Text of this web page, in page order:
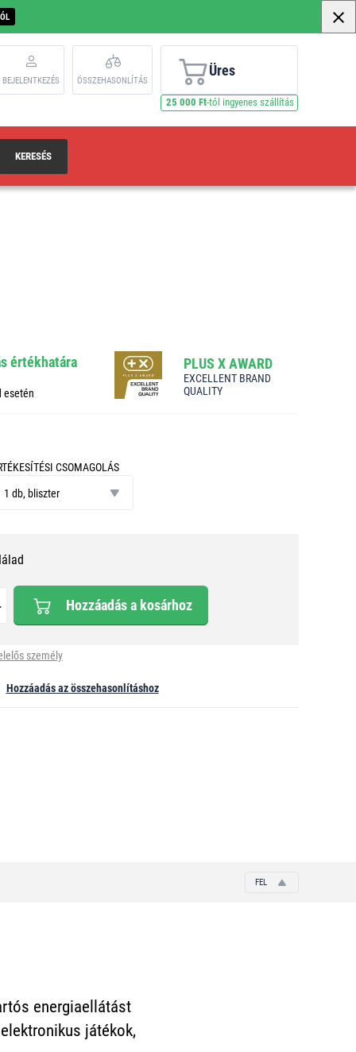
BEJELENTKEZÉS ÖSSZEHASONLÍTÁS
Üres
25 000 Ft-tól ingyenes szállítás
KERESÉS
értékhatára
esetén
PLUS X AWARD
EXCELLENT BRAND
QUALITY
CSOMAGOLÁS
1 db, bliszter
Hozzáadás a kosárhoz
személy
Hozzáadás az összehasonlításhoz
FEL
energiaellátást
játékok,